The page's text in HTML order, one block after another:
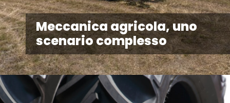
Meccanica agricola, uno
scenario complesso